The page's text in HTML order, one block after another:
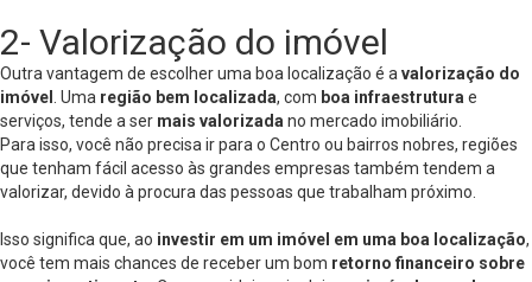
2- Valorização do imóvel
Outra vantagem de escolher uma boa localização é a valorização do
imóvel
. Uma região bem localizada, com boa infraestrutura e
serviços, tende a ser mais valorizada no mercado imobiliário.
Para isso, você não precisa ir para o Centro ou bairros nobres, regiões
que tenham fácil acesso às grandes empresas também tendem a
valorizar, devido à procura das pessoas que trabalham próximo.
Isso significa que, ao investir em um imóvel em uma boa localização,
você tem mais chances de receber um bom retorno financeiro sobre